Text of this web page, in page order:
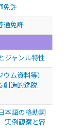
免許
通免許
ジャンル特性
ム資料等）
創造的逸脱―
本語の格助詞
実例観察と容